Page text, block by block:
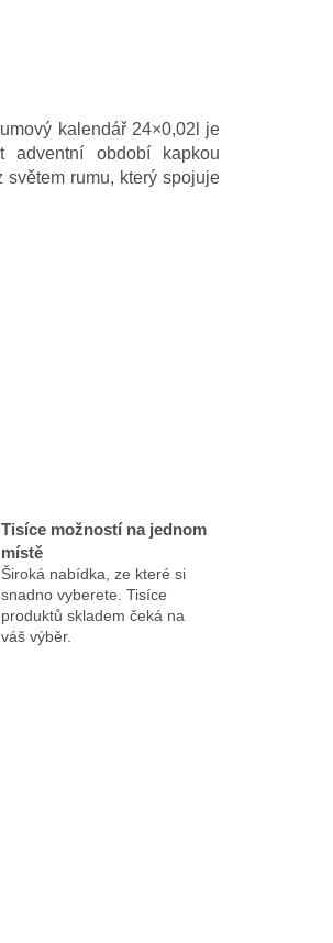
kalendář 24×0,02l je
adventní období kapkou
rumu, který spojuje
Tisíce možností na jednom
místě
Široká nabídka, ze které si
snadno vyberete. Tisíce
produktů skladem čeká na
váš výběr.